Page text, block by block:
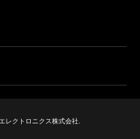
レクトロニクス株式会社.